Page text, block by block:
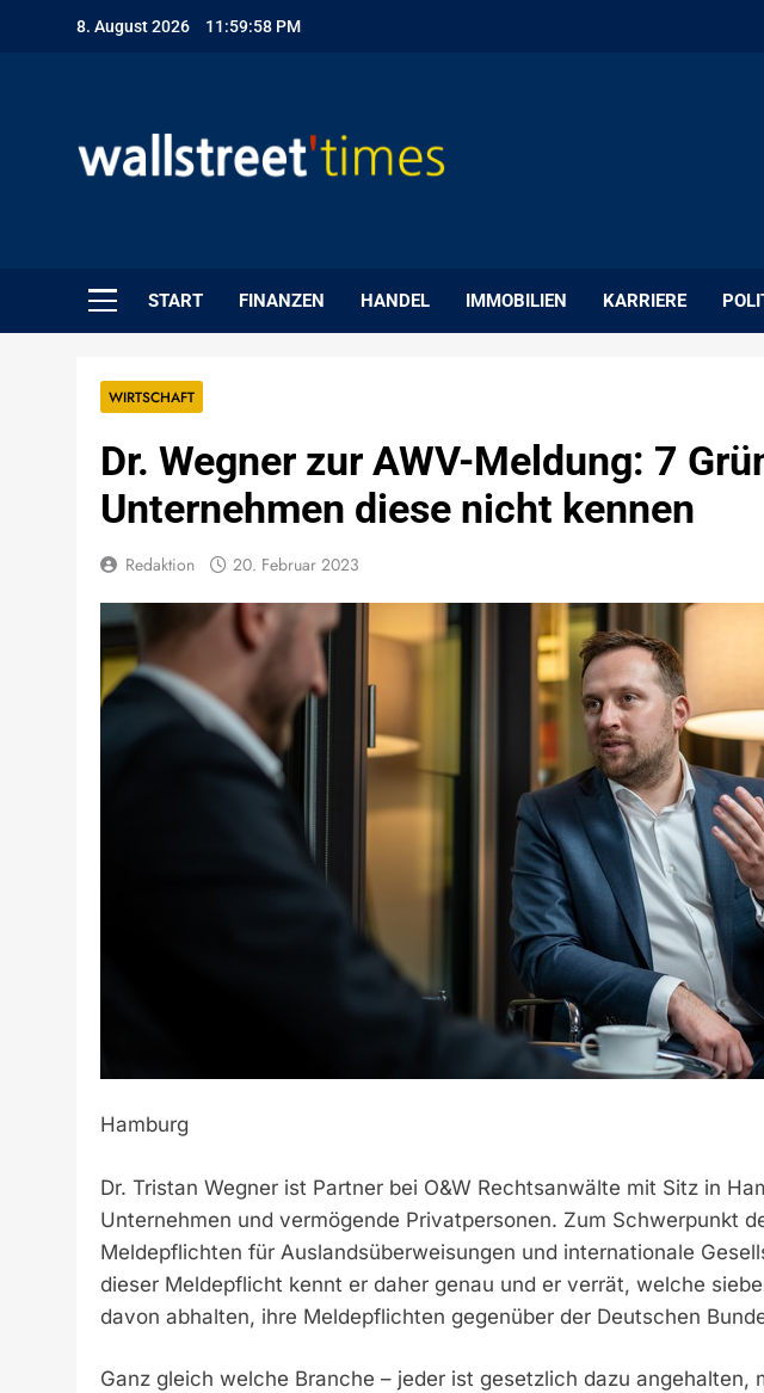
8. August 2026 11:59:59 PM
START FINANZEN HANDEL IMMOBILIEN KARRIERE
WIRTSCHAFT
Dr. Wegner zur AWV-Meldung: 7
Unternehmen diese nicht kennen
Redaktion 20. Februar 2023
Hamburg
Dr. Tristan Wegner ist Partner bei O&W Rechtsanwälte mit Sitz in
Unternehmen und vermögende Privatpersonen. Zum Schwerpunkt
Meldepflichten für Auslandsüberweisungen und internationale
dieser Meldepflicht kennt er daher genau und er verrät, welche
davon abhalten, ihre Meldepflichten gegenüber der Deutschen
Ganz gleich welche Branche – jeder ist gesetzlich dazu angehalten,